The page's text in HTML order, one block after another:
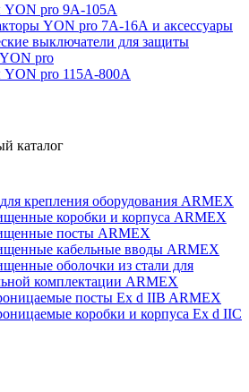
YON pro 9А-105А
YON pro 7А-16А и аксессуары
выключатели для защиты
pro
YON pro 115А-800А
каталог
крепления оборудования ARMEX
коробки и корпуса ARMEX
посты ARMEX
кабельные вводы ARMEX
оболочки из стали для
комплектации ARMEX
посты Ex d IIB ARMEX
коробки и корпуса Ex d IIС